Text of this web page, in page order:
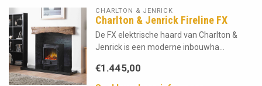
CHARLTON & JENRICK
Charlton & Jenrick Fireline FX
De FX elektrische haard van Charlton &
Jenrick is een moderne inbouwha...
€1.445,00